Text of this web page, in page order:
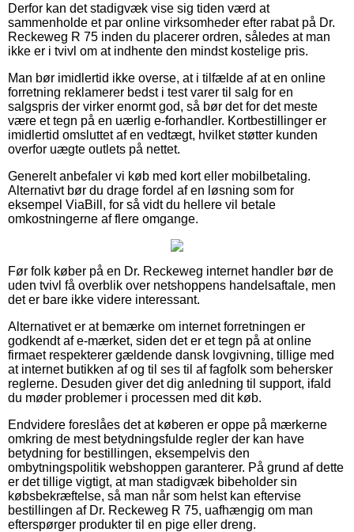
Derfor kan det stadigvæk vise sig tiden værd at
sammenholde et par online virksomheder efter rabat på Dr.
Reckeweg R 75 inden du placerer ordren, således at man
ikke er i tvivl om at indhente den mindst kostelige pris.
Man bør imidlertid ikke overse, at i tilfælde af at en online
forretning reklamerer bedst i test varer til salg for en
salgspris der virker enormt god, så bør det for det meste
være et tegn på en uærlig e-forhandler. Kortbestillinger er
imidlertid omsluttet af en vedtægt, hvilket støtter kunden
overfor uægte outlets på nettet.
Generelt anbefaler vi køb med kort eller mobilbetaling.
Alternativt bør du drage fordel af en løsning som for
eksempel ViaBill, for så vidt du hellere vil betale
omkostningerne af flere omgange.
Før folk køber på en Dr. Reckeweg internet handler bør de
uden tvivl få overblik over netshoppens handelsaftale, men
det er bare ikke videre interessant.
Alternativet er at bemærke om internet forretningen er
godkendt af e-mærket, siden det er et tegn på at online
firmaet respekterer gældende dansk lovgivning, tillige med
at internet butikken af og til ses til af fagfolk som behersker
reglerne. Desuden giver det dig anledning til support, ifald
du møder problemer i processen med dit køb.
Endvidere foreslåes det at køberen er oppe på mærkerne
omkring de mest betydningsfulde regler der kan have
betydning for bestillingen, eksempelvis den
ombytningspolitik webshoppen garanterer. På grund af dette
er det tillige vigtigt, at man stadigvæk bibeholder sin
købsbekræftelse, så man når som helst kan eftervise
bestillingen af Dr. Reckeweg R 75, uafhængig om man
efterspørger produkter til en pige eller dreng.